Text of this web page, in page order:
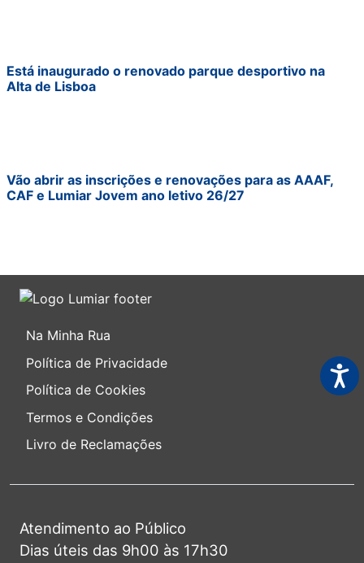
Está inaugurado o renovado parque desportivo na
Alta de Lisboa
Vão abrir as inscrições e renovações para as AAAF,
CAF e Lumiar Jovem ano letivo 26/27
Na Minha Rua
Política de Privacidade
Política de Cookies
Termos e Condições
Livro de Reclamações
Atendimento ao Público
Dias úteis das 9h00 às 17h30